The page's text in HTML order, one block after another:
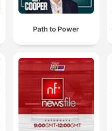
Path to Power